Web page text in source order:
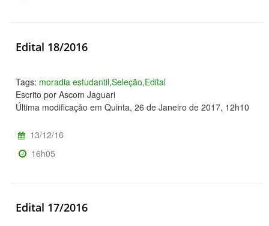
Edital 18/2016
Tags: moradia estudantil,Seleção,Edital
Escrito por Ascom Jaguari
Última modificação em Quinta, 26 de Janeiro de 2017, 12h10
13/12/16
16h05
Edital 17/2016